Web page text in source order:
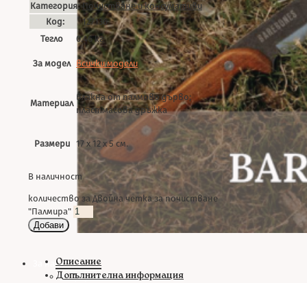
За нас
Информация
Категория: Почистване и консумативи
Код:
127136
Тегло
0.46 кг
За модел всички модели
Материал
влакна от палмово дърво;
пластмасова дръжка
Размери 17 х 12 х 5 см.
В наличност
количество за Двойна четка за почистване
"Палмира"
Добави
Описание
Допълнителна информация